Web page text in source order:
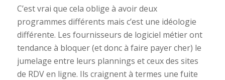
C’est vrai que cela oblige à avoir deux
programmes différents mais c’est une idéologie
différente. Les fournisseurs de logiciel métier ont
tendance à bloquer (et donc à faire payer cher) le
jumelage entre leurs plannings et ceux des sites
de RDV en ligne. Ils craignent à termes une fuite